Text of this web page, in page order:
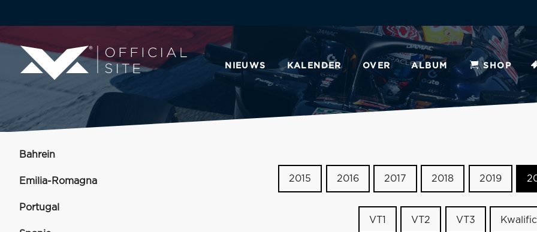
NIEUWS KALENDER OVER ALBUM SHOP
Bahrein
Emilia-Romagna
Portugal
2015 2016 2017 2018 2019
VT1 VT2 VT3